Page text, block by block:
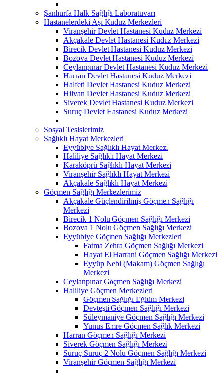
Şanlıurfa Halk Sağlığı Laboratuvarı
Hastanelerdeki Aşı Kuduz Merkezleri
Viranşehir Devlet Hastanesi Kuduz Merkezi
Akçakale Devlet Hastanesi Kuduz Merkezi
Birecik Devlet Hastanesi Kuduz Merkezi
Bozova Devlet Hastanesi Kuduz Merkezi
Ceylanpınar Devlet Hastanesi Kuduz Merkezi
Harran Devlet Hastanesi Kuduz Merkezi
Halfeti Devlet Hastanesi Kuduz Merkezi
Hilvan Devlet Hastanesi Kuduz Merkezi
Siverek Devlet Hastanesi Kuduz Merkezi
Suruç Devlet Hastanesi Kuduz Merkezi
Sosyal Tesislerimiz
Sağlıklı Hayat Merkezleri
Eyyübiye Sağlıklı Hayat Merkezi
Haliliye Sağlıklı Hayat Merkezi
Karaköprü Sağlıklı Hayat Merkezi
Viranşehir Sağlıklı Hayat Merkezi
Akçakale Sağlıklı Hayat Merkezi
Göçmen Sağlığı Merkezlerimiz
Akçakale Güçlendirilmiş Göçmen Sağlığı
Merkezi
Birecik 1 Nolu Göçmen Sağlığı Merkezi
Bozova 1 Nolu Göçmen Sağlığı Merkezi
Eyyübiye Göçmen Sağlığı Merkezleri
Fatma Zehra Göçmen Sağlığı Merkezi
Hayat El Harrani Göçmen Sağlığı Merkezi
Eyyüp Nebi (Makam) Göçmen Sağlığı
Merkezi
Ceylanpınar Göçmen Sağlığı Merkezi
Haliliye Göçmen Merkezleri
Göçmen Sağlığı Eğitim Merkezi
Devteşti Göçmen Sağlığı Merkezi
Süleymaniye Göçmen Sağlığı Merkezi
Yunus Emre Göçmen Sağlık Merkezi
Harran Göçmen Sağlığı Merkezi
Siverek Göçmen Sağlığı Merkezi
Suruç Suruç 2 Nolu Göçmen Sağlığı Merkezi
Viranşehir Göçmen Sağlığı Merkezi